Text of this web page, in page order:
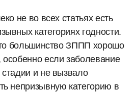
не во всех статьях есть
категориях годности.
большинство ЗППП хорошо
если заболевание
и не вызвало
непризывную категорию в